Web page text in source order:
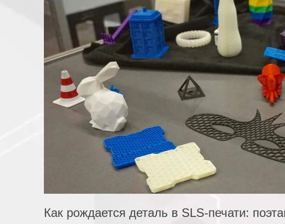
Как рождается деталь в SLS-печати: